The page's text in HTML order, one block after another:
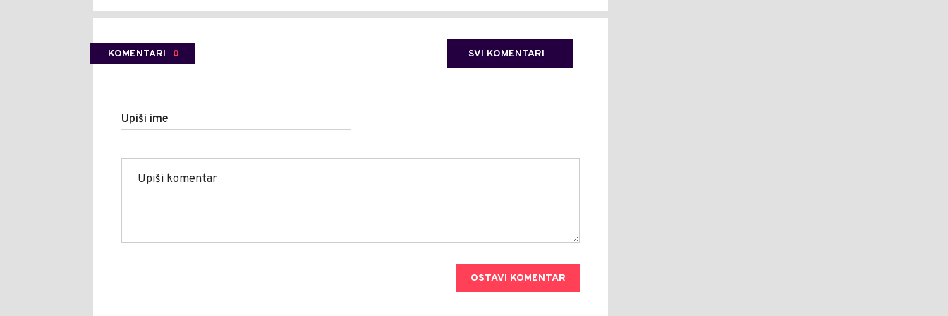
KOMENTARI 0 SVI KOMENTARI
Upiši ime
OSTAVI KOMENTAR